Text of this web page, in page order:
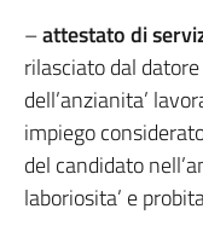
–attestato di
rilasciato dal
dell’anzianita’
impiego
del candidato
laboriosita’ e